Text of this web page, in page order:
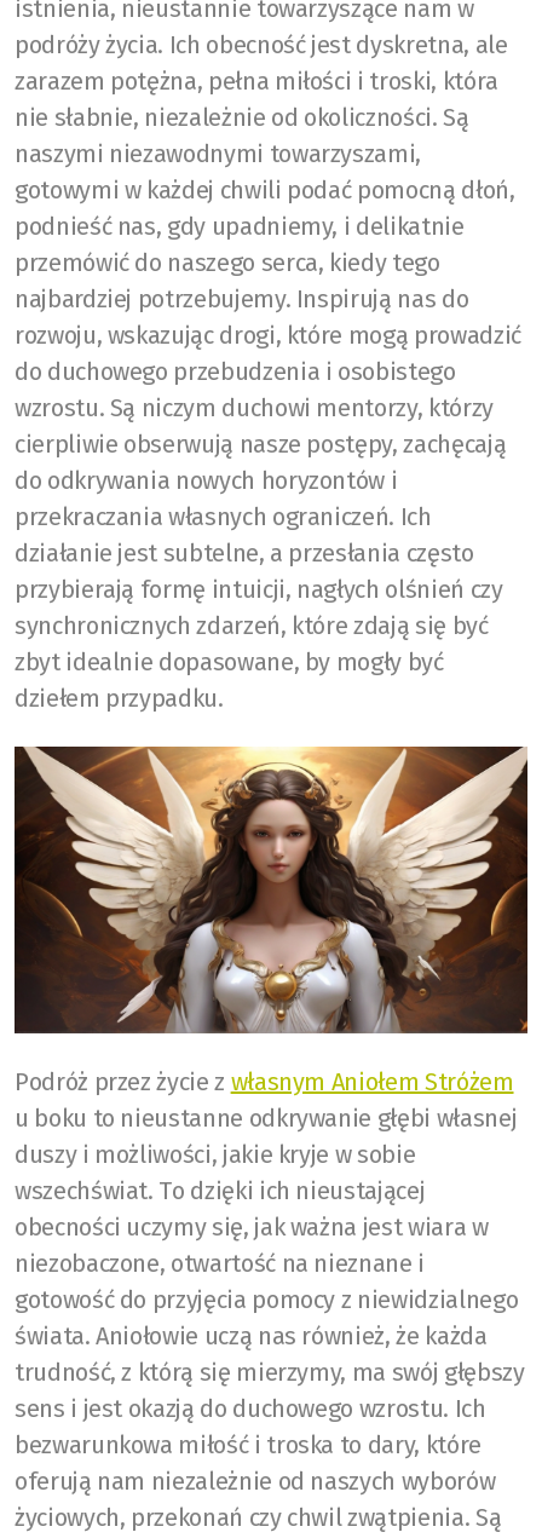
istnienia, nieustannie towarzyszące nam w
podróży życia. Ich obecność jest dyskretna, ale
zarazem potężna, pełna miłości i troski, która
nie słabnie, niezależnie od okoliczności. Są
naszymi niezawodnymi towarzyszami,
gotowymi w każdej chwili podać pomocną dłoń,
podnieść nas, gdy upadniemy, i delikatnie
przemówić do naszego serca, kiedy tego
najbardziej potrzebujemy. Inspirują nas do
rozwoju, wskazując drogi, które mogą prowadzić
do duchowego przebudzenia i osobistego
wzrostu. Są niczym duchowi mentorzy, którzy
cierpliwie obserwują nasze postępy, zachęcają
do odkrywania nowych horyzontów i
przekraczania własnych ograniczeń. Ich
działanie jest subtelne, a przesłania często
przybierają formę intuicji, nagłych olśnień czy
synchronicznych zdarzeń, które zdają się być
zbyt idealnie dopasowane, by mogły być
dziełem przypadku.
Podróż przez życie z własnym Aniołem Stróżem
u boku to nieustanne odkrywanie głębi własnej
duszy i możliwości, jakie kryje w sobie
wszechświat. To dzięki ich nieustającej
obecności uczymy się, jak ważna jest wiara w
niezobaczone, otwartość na nieznane i
gotowość do przyjęcia pomocy z niewidzialnego
świata. Aniołowie uczą nas również, że każda
trudność, z którą się mierzymy, ma swój głębszy
sens i jest okazją do duchowego wzrostu. Ich
bezwarunkowa miłość i troska to dary, które
oferują nam niezależnie od naszych wyborów
życiowych, przekonań czy chwil zwątpienia. Są